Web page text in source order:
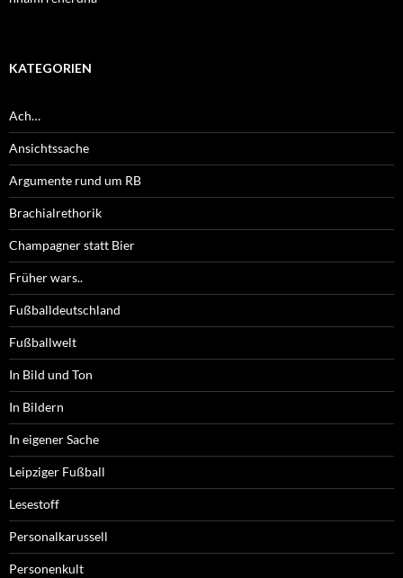
KATEGORIEN
Ach…
Ansichtssache
Argumente rund um RB
Brachialrethorik
Champagner statt Bier
Früher wars..
Fußballdeutschland
Fußballwelt
In Bild und Ton
In Bildern
In eigener Sache
Leipziger Fußball
Lesestoff
Personalkarussell
Personenkult